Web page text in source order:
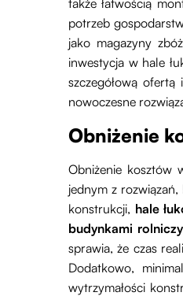
także łatwością
potrzeb
jako magazyny
inwestycja w hale
szczegółową
nowoczesne
Obniżenie
Obniżenie kosztów
jednym z
konstrukcji, hale
budynkami
sprawia, że czas
Dodatkowo,
wytrzymałości